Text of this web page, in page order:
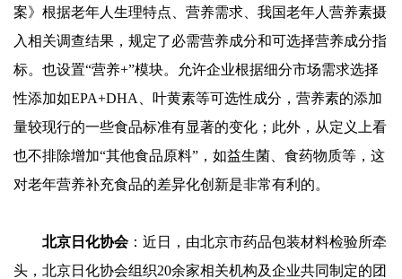
案》根据老年人生理特点、营养需求、我国老年人营养素摄
入相关调查结果，规定了必需营养成分和可选择营养成分指
标。也设置“营养+”模块。允许企业根据细分市场需求选择
性添加如EPA+DHA、叶黄素等可选性成分，营养素的添加
量较现行的一些食品标准有显著的变化；此外，从定义上看
也不排除增加“其他食品原料”，如益生菌、食药物质等，这
对老年营养补充食品的差异化创新是非常有利的。
北京日化协会：近日，由北京市药品包装材料检验所牵
头，北京日化协会组织20余家相关机构及企业共同制定的团